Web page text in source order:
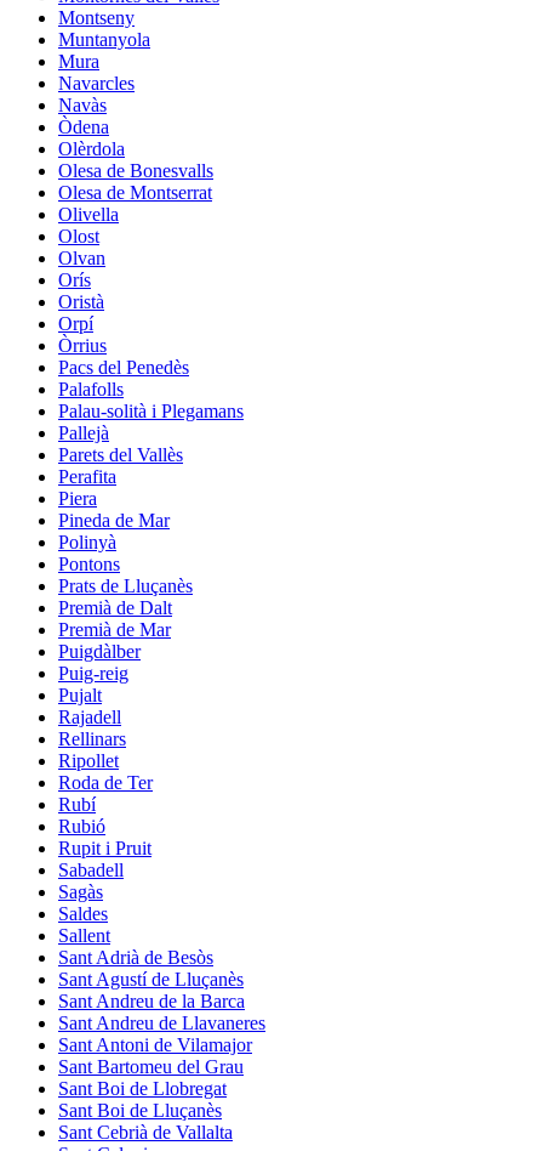
Montseny
Muntanyola
Mura
Navarcles
Navàs
Òdena
Olèrdola
Olesa de Bonesvalls
Olesa de Montserrat
Olivella
Olost
Olvan
Orís
Oristà
Orpí
Òrrius
Pacs del Penedès
Palafolls
Palau-solità i Plegamans
Pallejà
Parets del Vallès
Perafita
Piera
Pineda de Mar
Polinyà
Pontons
Prats de Lluçanès
Premià de Dalt
Premià de Mar
Puigdàlber
Puig-reig
Pujalt
Rajadell
Rellinars
Ripollet
Roda de Ter
Rubí
Rubió
Rupit i Pruit
Sabadell
Sagàs
Saldes
Sallent
Sant Adrià de Besòs
Sant Agustí de Lluçanès
Sant Andreu de la Barca
Sant Andreu de Llavaneres
Sant Antoni de Vilamajor
Sant Bartomeu del Grau
Sant Boi de Llobregat
Sant Boi de Lluçanès
Sant Cebrià de Vallalta